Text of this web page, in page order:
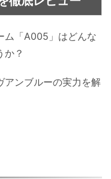
ム「A005」はどんな
か？
アンブルーの実力を解